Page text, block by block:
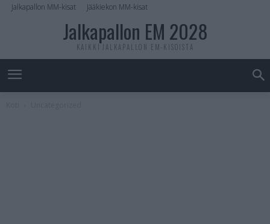
Jalkapallon MM-kisat Jääkiekon MM-kisat
Jalkapallon EM 2028
KAIKKI JALKAPALLON EM-KISOISTA